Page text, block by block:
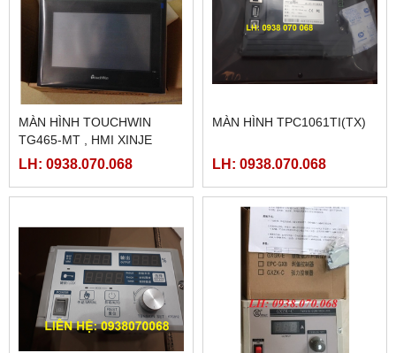
MÀN HÌNH TOUCHWIN
TG465-MT , HMI XINJE
TG465-MT
LH: 0938.070.068
MÀN HÌNH TPC1061TI(TX)
LH: 0938.070.068